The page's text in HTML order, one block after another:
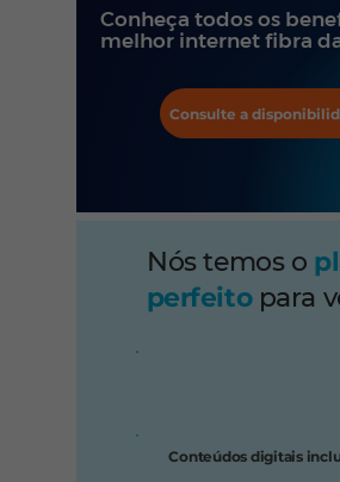
Conheça todos os
melhor internet fibra
Consulte a
Nós temos o
perfeito para
Conteúdos digitais